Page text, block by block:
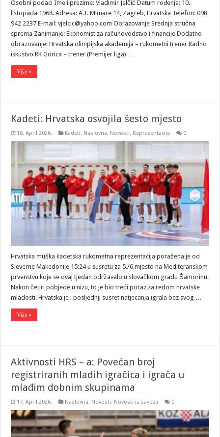
Osobni podaci Ime i prezime: Vladimir Jelčić Datum rođenja: 10.
listopada 1968. Adresa: A.T. Mimare 14, Zagreb, Hrvatska Telefon: 098
942 2237 E-mail: vjelcic@yahoo.com Obrazovanje Srednja stručna
sprema Zanimanje: Ekonomist za računovodstvo i financije Dodatno
obrazovanje: Hrvatska olimpijska akademija – rukometni trener Radno
iskustvo RK Gorica – trener (Premijer liga) …
Više »
Kadeti: Hrvatska osvojila šesto mjesto
18. April 2026. Kadeti, Naslovna, Novosti, Reprezentacije 0
Hrvatska muška kadetska rukometna reprezentacija poražena je od
Sjeverne Makedonije 15:24 u susretu za 5./6.mjesto na Mediteranskom
prvenstvu koje se ovaj tjedan održavalo u slovačkom gradu Šamorinu.
Nakon četiri pobjede u nizu, to je bio treći poraz za redom hrvatske
mladosti. Hrvatska je i posljednji susret natjecanja igrala bez svog …
Više »
Aktivnosti HRS – a: Povećan broj
registriranih mladih igračica i igrača u
mlađim dobnim skupinama
17. April 2026. Naslovna, Novosti, Novosti iz saveza 0